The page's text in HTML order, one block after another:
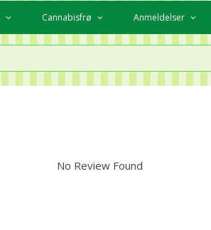
Cannabisfrø Anmeldelser
No Review Found